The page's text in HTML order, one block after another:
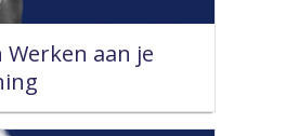
Werken aan je